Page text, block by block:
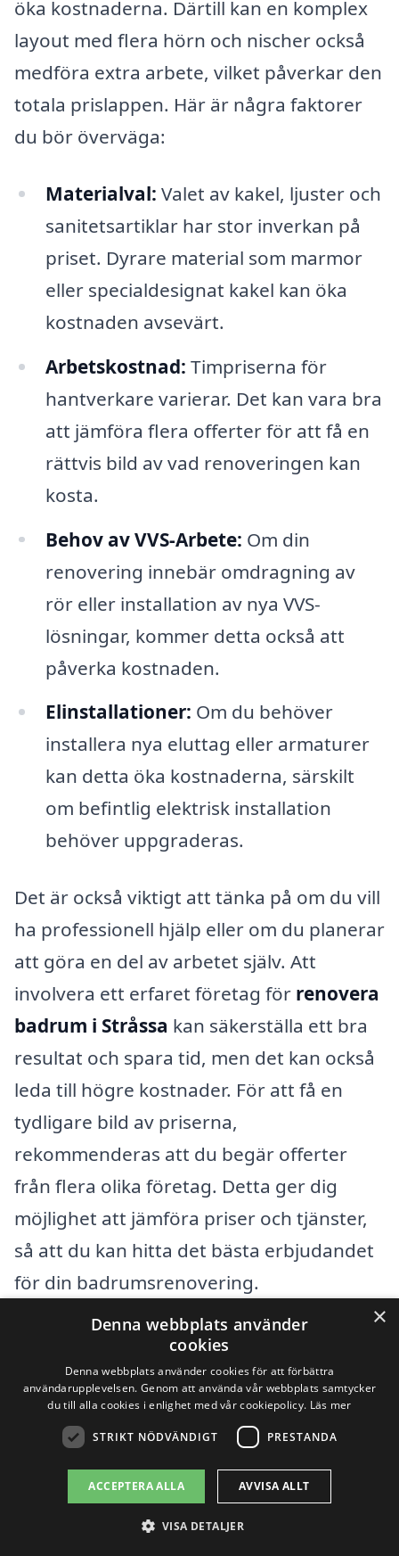
öka kostnaderna. Därtill kan en komplex
layout med flera hörn och nischer också
medföra extra arbete, vilket påverkar den
totala prislappen. Här är några faktorer
du bör överväga:
Materialval: Valet av kakel, ljuster och
sanitetsartiklar har stor inverkan på
priset. Dyrare material som marmor
eller specialdesignat kakel kan öka
kostnaden avsevärt.
Arbetskostnad: Timpriserna för
hantverkare varierar. Det kan vara bra
att jämföra flera offerter för att få en
rättvis bild av vad renoveringen kan
kosta.
Behov av VVS-Arbete: Om din
renovering innebär omdragning av
rör eller installation av nya VVS-
lösningar, kommer detta också att
påverka kostnaden.
Elinstallationer: Om du behöver
installera nya eluttag eller armaturer
kan detta öka kostnaderna, särskilt
om befintlig elektrisk installation
behöver uppgraderas.
Det är också viktigt att tänka på om du vill
ha professionell hjälp eller om du planerar
att göra en del av arbetet själv. Att
involvera ett erfaret företag för renovera
badrum i Stråssa kan säkerställa ett bra
resultat och spara tid, men det kan också
leda till högre kostnader. För att få en
tydligare bild av priserna,
rekommenderas att du begär offerter
från flera olika företag. Detta ger dig
möjlighet att jämföra priser och tjänster,
så att du kan hitta det bästa erbjudandet
för din badrumsrenovering.
Få 3 erbjudanden, gratis och utan
förpliktelser
Sök efter en
professionell för
×
Denna webbplats använder
cookies
Denna webbplats använder cookies för att förbättra
användarupplevelsen. Genom att använda vår webbplats samtycker
du till alla cookies i enlighet med vår cookiepolicy. Läs mer
STRIKT NÖDVÄNDIGT PRESTANDA
ACCEPTERA ALLA AVVISA ALLT
VISA DETALJER